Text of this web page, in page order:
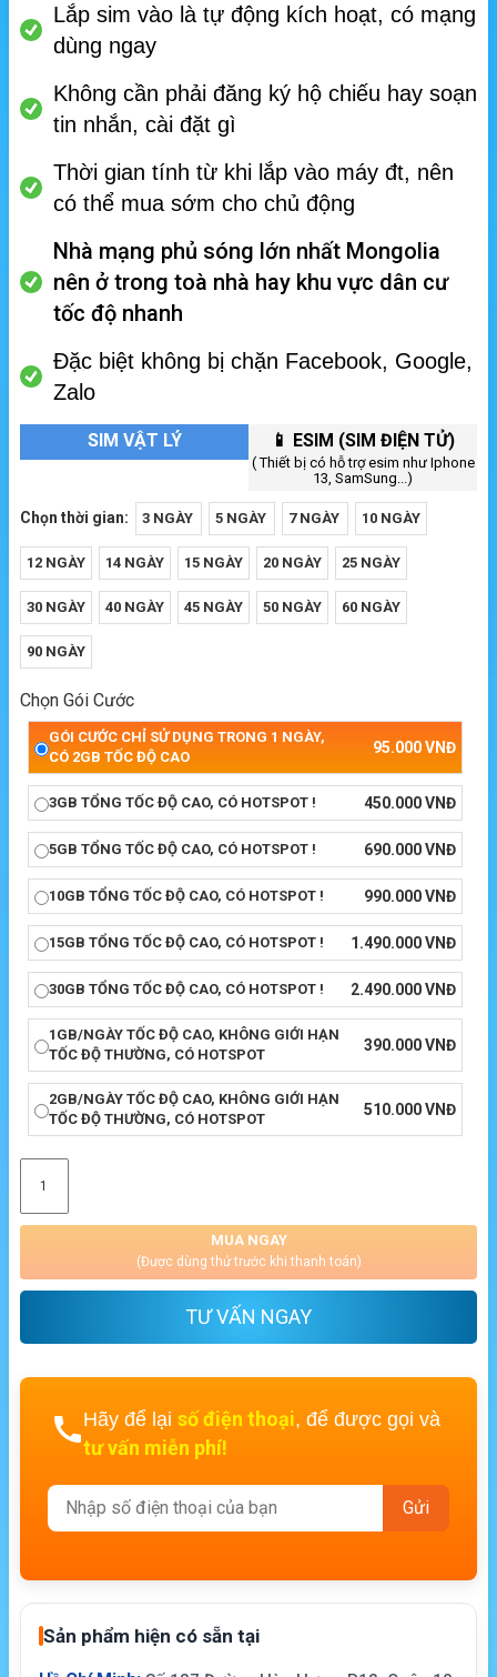
Lắp sim vào là tự động kích hoạt, có mạng
dùng ngay
Không cần phải đăng ký hộ chiếu hay soạn
tin nhắn, cài đặt gì
Thời gian tính từ khi lắp vào máy đt, nên
có thể mua sớm cho chủ động
Nhà mạng phủ sóng lớn nhất Mongolia
nên ở trong toà nhà hay khu vực dân cư
tốc độ nhanh
Đặc biệt không bị chặn Facebook, Google,
Zalo
SIM VẬT LÝ 📱 ESIM (SIM ĐIỆN TỬ)
( Thiết bị có hỗ trợ esim như Iphone
13, SamSung...)
Chọn thời gian: 3 NGÀY 5 NGÀY 7 NGÀY 10 NGÀY
12 NGÀY 14 NGÀY 15 NGÀY 20 NGÀY 25 NGÀY
30 NGÀY 40 NGÀY 45 NGÀY 50 NGÀY 60 NGÀY
90 NGÀY
Chọn Gói Cước
GÓI CƯỚC CHỈ SỬ DỤNG TRONG 1 NGÀY,
CÓ 2GB TỐC ĐỘ CAO
95.000VNĐ
3GB TỔNG TỐC ĐỘ CAO, CÓ HOTSPOT ! 450.000VNĐ
5GB TỔNG TỐC ĐỘ CAO, CÓ HOTSPOT ! 690.000VNĐ
10GB TỔNG TỐC ĐỘ CAO, CÓ HOTSPOT ! 990.000VNĐ
15GB TỔNG TỐC ĐỘ CAO, CÓ HOTSPOT ! 1.490.000VNĐ
30GB TỔNG TỐC ĐỘ CAO, CÓ HOTSPOT ! 2.490.000VNĐ
1GB/NGÀY TỐC ĐỘ CAO, KHÔNG GIỚI HẠN
TỐC ĐỘ THƯỜNG, CÓ HOTSPOT
390.000VNĐ
2GB/NGÀY TỐC ĐỘ CAO, KHÔNG GIỚI HẠN
TỐC ĐỘ THƯỜNG, CÓ HOTSPOT
510.000VNĐ
MUA NGAY
(Được dùng thử trước khi thanh toán)
TƯ VẤN NGAY
Hãy để lại số điện thoại, để được gọi và
tư vấn miễn phí!
Sản phẩm hiện có sẵn tại